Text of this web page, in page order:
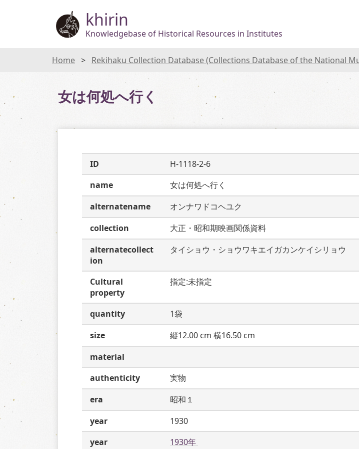
khirin
Knowledgebase of Historical Resources in Institutes
Home Rekihaku Collection Database (Collections Database of the National
女は何処へ行く
ID
H-1118-2-6
name
女は何処へ行く
alternatename
オンナワドコヘユク
collection
大正・昭和期映画関係資料
alternatecollect
ion
タイショウ・ショウワキエイガカンケイシリョウ
Cultural
property
指定:未指定
quantity
1袋
size
縦12.00 cm 横16.50 cm
material
authenticity
実物
era
昭和１
year
1930
year
1930年